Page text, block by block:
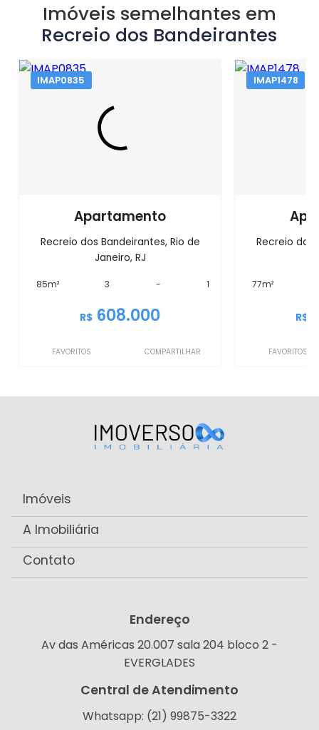
Imóveis semelhantes em
Recreio dos Bandeirantes
IMAP0835
Apartamento
Recreio dos Bandeirantes, Rio de
Janeiro, RJ
85m² 3 - 1
R$ 608.000
FAVORITOS COMPARTILHAR
IMAP1478
Recreio dos
77m²
R$
FAVORITOS
Imóveis
A Imobiliária
Contato
Endereço
Av das Américas 20.007 sala 204 bloco 2 -
EVERGLADES
Central de Atendimento
Whatsapp: (21) 99875-3322